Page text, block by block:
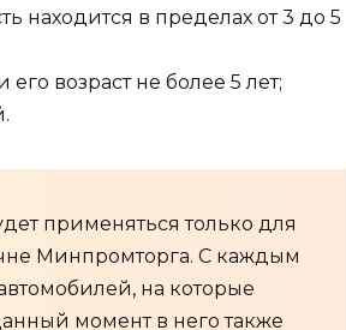
находится в пределах от 3 до 5
возраст не более 5 лет;
применяться только для
Минпромторга. С каждым
на которые
момент в него также